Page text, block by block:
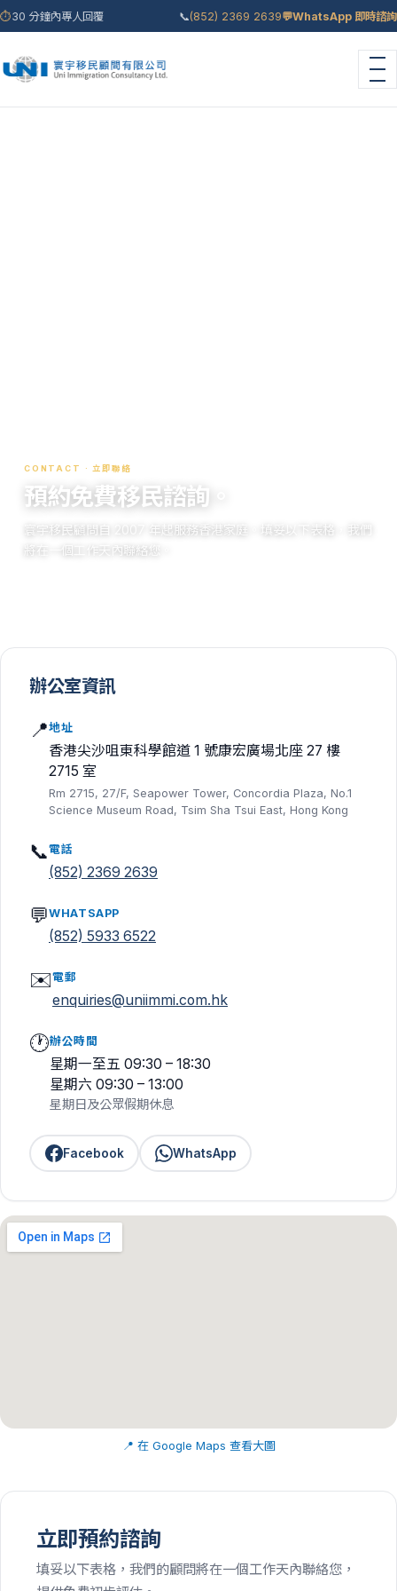
⏱30 分鐘內專人回覆 📞(852) 2369 2639💬WhatsApp 即時諮詢
CONTACT · 立即聯絡
預約免費移民諮詢。
寰宇移民顧問自 2007 年起服務香港家庭。填妥以下表格，我們
將在一個工作天內聯絡您。
辦公室資訊
📍地址
香港尖沙咀東科學館道 1 號康宏廣場北座 27 樓
2715 室
Rm 2715, 27/F, Seapower Tower, Concordia Plaza, No.1
Science Museum Road, Tsim Sha Tsui East, Hong Kong
📞電話
(852) 2369 2639
💬WHATSAPP
(852) 5933 6522
✉️電郵
enquiries@uniimmi.com.hk
🕐辦公時間
星期一至五 09:30 – 18:30
星期六 09:30 – 13:00
星期日及公眾假期休息
Facebook WhatsApp
📍 在 Google Maps 查看大圖
立即預約諮詢
填妥以下表格，我們的顧問將在一個工作天內聯絡您，